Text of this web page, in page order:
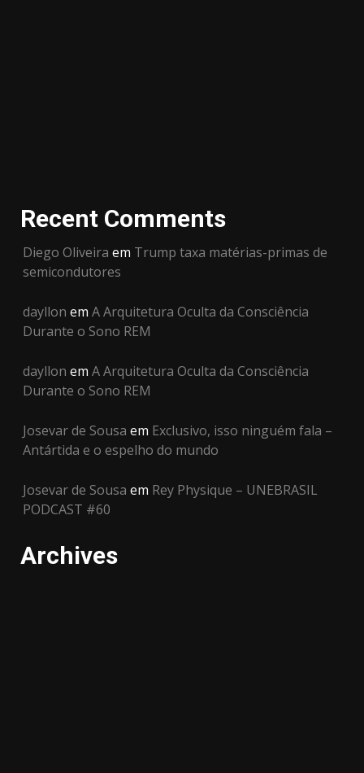
Recent Comments
Diego Oliveira em Trump taxa matérias-primas de
semicondutores
dayllon em A Arquitetura Oculta da Consciência
Durante o Sono REM
dayllon em A Arquitetura Oculta da Consciência
Durante o Sono REM
Josevar de Sousa em Exclusivo, isso ninguém fala –
Antártida e o espelho do mundo
Josevar de Sousa em Rey Physique – UNEBRASIL
PODCAST #60
Archives